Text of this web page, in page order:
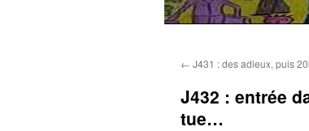
← J431 : des adieux, puis
J432 : entrée
tue…